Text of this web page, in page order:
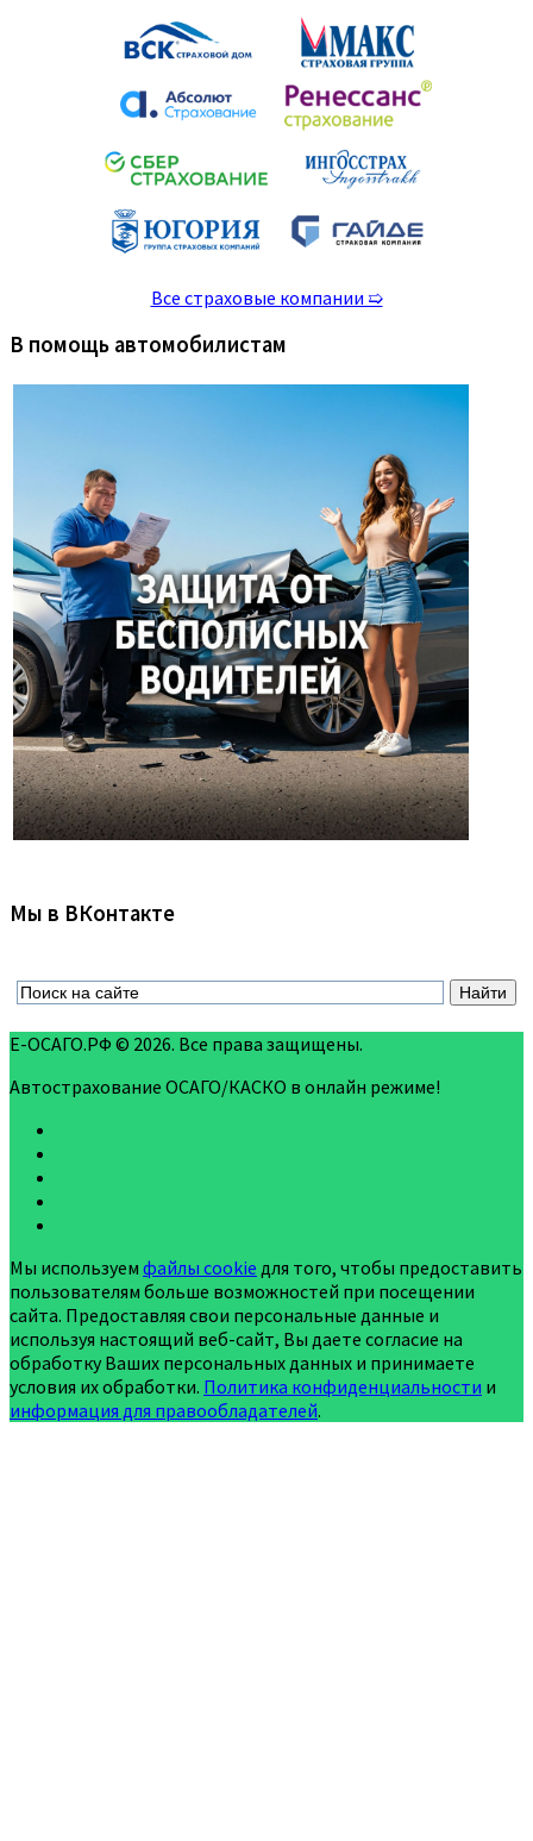
Все страховые компании ➯
В помощь автомобилистам
Мы в ВКонтакте
Е-ОСАГО.РФ © 2026. Все права защищены.
Автострахование ОСАГО/КАСКО в онлайн режиме!
Мы используем файлы cookie для того, чтобы предоставить
пользователям больше возможностей при посещении
сайта. Предоставляя свои персональные данные и
используя настоящий веб-сайт, Вы даете согласие на
обработку Ваших персональных данных и принимаете
условия их обработки. Политика конфиденциальности и
информация для правообладателей.